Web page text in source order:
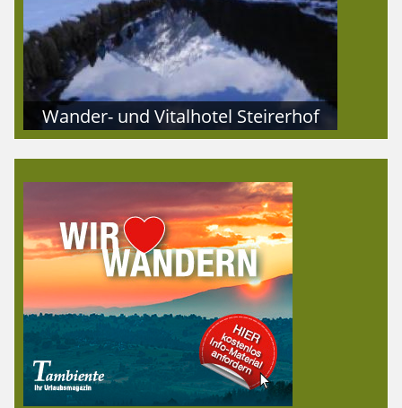
Wander- und Vitalhotel Steirerhof